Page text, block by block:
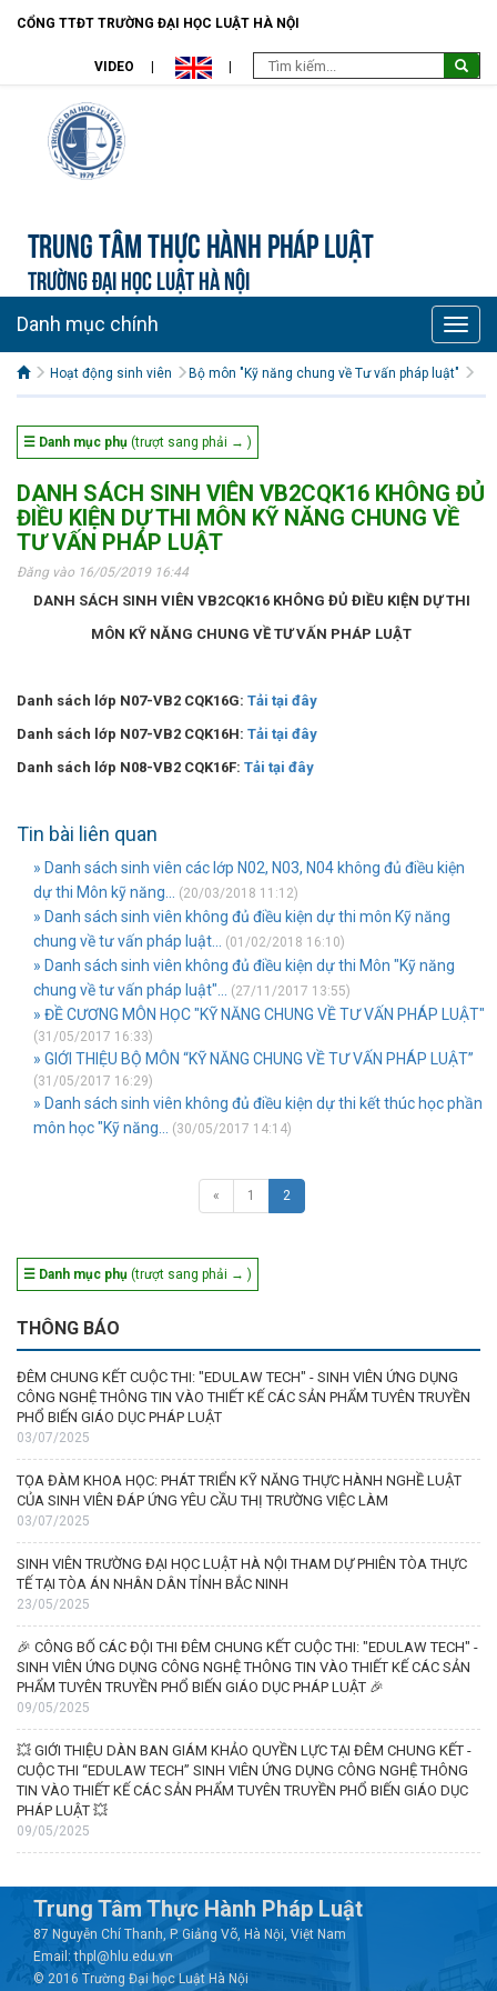
CỔNG TTĐT TRƯỜNG ĐẠI HỌC LUẬT HÀ NỘI
VIDEO
Trung tâm Thực hành pháp luật
TRƯỜNG ĐẠI HỌC LUẬT HÀ NỘI
Toggle
Danh mục chính
Hoạt động sinh viên Bộ môn "Kỹ năng chung về Tư vấn pháp luật"
☰ Danh mục phụ (trượt sang phải → )
DANH SÁCH SINH VIÊN VB2CQK16 KHÔNG ĐỦ
ĐIỀU KIỆN DỰ THI MÔN KỸ NĂNG CHUNG VỀ
TƯ VẤN PHÁP LUẬT
Đăng vào 16/05/2019 16:44
DANH SÁCH SINH VIÊN VB2CQK16 KHÔNG ĐỦ ĐIỀU KIỆN DỰ THI
MÔN KỸ NĂNG CHUNG VỀ TƯ VẤN PHÁP LUẬT
Danh sách lớp N07-VB2 CQK16G: Tải tại đây
Danh sách lớp N07-VB2 CQK16H: Tải tại đây
Danh sách lớp N08-VB2 CQK16F: Tải tại đây
Tin bài liên quan
» Danh sách sinh viên các lớp N02, N03, N04 không đủ điều kiện
dự thi Môn kỹ năng...
(20/03/2018 11:12)
» Danh sách sinh viên không đủ điều kiện dự thi môn Kỹ năng
chung về tư vấn pháp luật...
(01/02/2018 16:10)
» Danh sách sinh viên không đủ điều kiện dự thi Môn "Kỹ năng
chung về tư vấn pháp luật"...
(27/11/2017 13:55)
» ĐỀ CƯƠNG MÔN HỌC "KỸ NĂNG CHUNG VỀ TƯ VẤN PHÁP LUẬT"
(31/05/2017 16:33)
» GIỚI THIỆU BỘ MÔN “KỸ NĂNG CHUNG VỀ TƯ VẤN PHÁP LUẬT”
(31/05/2017 16:29)
» Danh sách sinh viên không đủ điều kiện dự thi kết thúc học phần
môn học "Kỹ năng...
(30/05/2017 14:14)
« 1 2
☰ Danh mục phụ (trượt sang phải → )
THÔNG BÁO
ĐÊM CHUNG KẾT CUỘC THI: "EDULAW TECH" - SINH VIÊN ỨNG DỤNG
CÔNG NGHỆ THÔNG TIN VÀO THIẾT KẾ CÁC SẢN PHẨM TUYÊN TRUYỀN
PHỔ BIẾN GIÁO DỤC PHÁP LUẬT
03/07/2025
TỌA ĐÀM KHOA HỌC: PHÁT TRIỂN KỸ NĂNG THỰC HÀNH NGHỀ LUẬT
CỦA SINH VIÊN ĐÁP ỨNG YÊU CẦU THỊ TRƯỜNG VIỆC LÀM
03/07/2025
SINH VIÊN TRƯỜNG ĐẠI HỌC LUẬT HÀ NỘI THAM DỰ PHIÊN TÒA THỰC
TẾ TẠI TÒA ÁN NHÂN DÂN TỈNH BẮC NINH
23/05/2025
🎉 CÔNG BỐ CÁC ĐỘI THI ĐÊM CHUNG KẾT CUỘC THI: "EDULAW TECH" -
SINH VIÊN ỨNG DỤNG CÔNG NGHỆ THÔNG TIN VÀO THIẾT KẾ CÁC SẢN
PHẨM TUYÊN TRUYỀN PHỔ BIẾN GIÁO DỤC PHÁP LUẬT 🎉
09/05/2025
💥 GIỚI THIỆU DÀN BAN GIÁM KHẢO QUYỀN LỰC TẠI ĐÊM CHUNG KẾT -
CUỘC THI “EDULAW TECH” SINH VIÊN ỨNG DỤNG CÔNG NGHỆ THÔNG
TIN VÀO THIẾT KẾ CÁC SẢN PHẨM TUYÊN TRUYỀN PHỔ BIẾN GIÁO DỤC
PHÁP LUẬT 💥
09/05/2025
Trung Tâm Thực Hành Pháp Luật
87 Nguyễn Chí Thanh, P. Giảng Võ, Hà Nội, Việt Nam
Email: thpl@hlu.edu.vn
© 2016 Trường Đại học Luật Hà Nội